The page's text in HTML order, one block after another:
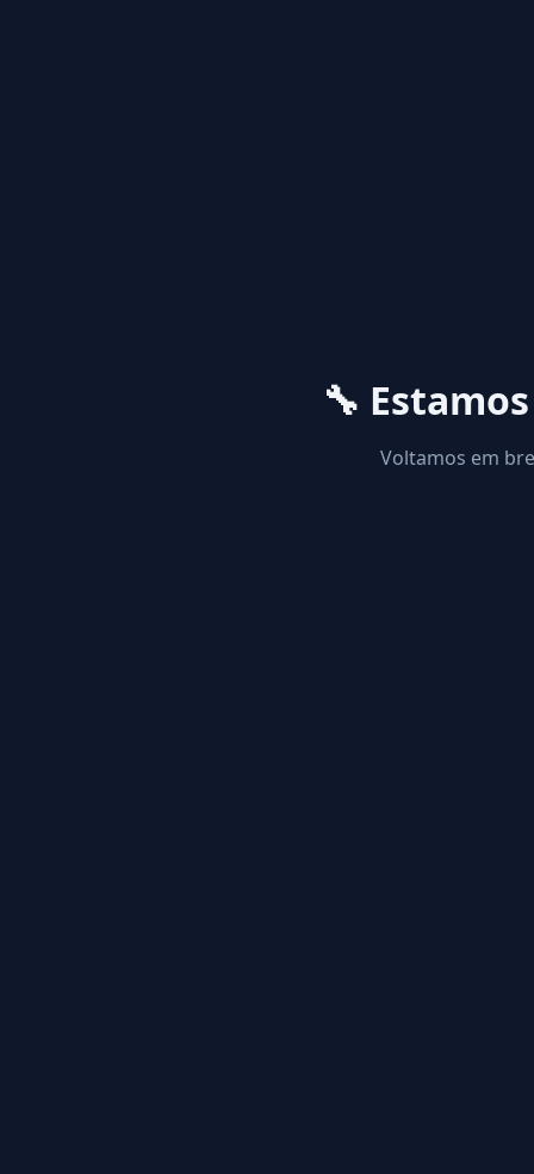
🔧
Voltamos em